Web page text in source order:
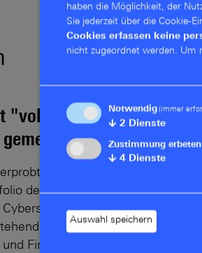
"vollständig
"Cloud-ready"
der Rohde & Schwarz
"Engineered in
aus Routern, Switches,
Firewalls. Die
haben die Möglichkeit, der
Sie jederzeit über die Cookie-
Cookies erfassen keine
nicht zugeordnet werden. Um
Notwendig (immer
↓ 2 Dienste
Zustimmung erbeten
↓ 4 Dienste
Auswahl speichern